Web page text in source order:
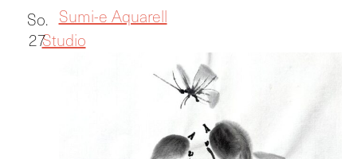
So.
27
Sumi-e Aquarell
Studio